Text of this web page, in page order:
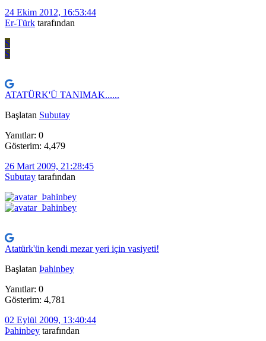
24 Ekim 2012, 16:53:44
Er-Türk tarafından
S
S
ATATÜRK'Ü TANIMAK......
Başlatan Subutay
Yanıtlar: 0
Gösterim: 4,479
26 Mart 2009, 21:28:45
Subutay tarafından
Atatürk'ün kendi mezar yeri için vasiyeti!
Başlatan Þahinbey
Yanıtlar: 0
Gösterim: 4,781
02 Eylül 2009, 13:40:44
Þahinbey tarafından